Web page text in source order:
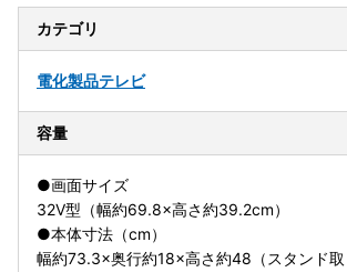
カテゴリ
電化製品テレビ
容量
●画面サイズ
32V型（幅約69.8×高さ約39.2cm）
●本体寸法（cm）
幅約73.3×奥行約18×高さ約48（スタンド取